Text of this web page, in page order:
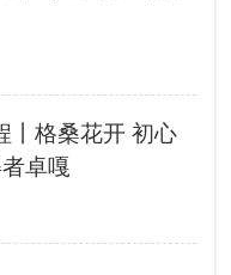
丨格桑花开 初心
卓嘎